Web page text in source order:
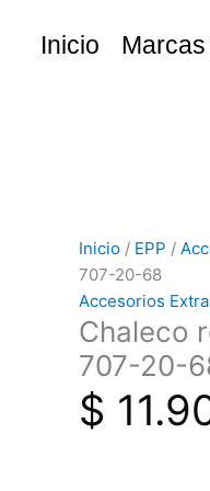
Inicio Marcas
Inicio / EPP /
707-20-68
Accesorios
Chaleco
707-20-
$
reflectivo